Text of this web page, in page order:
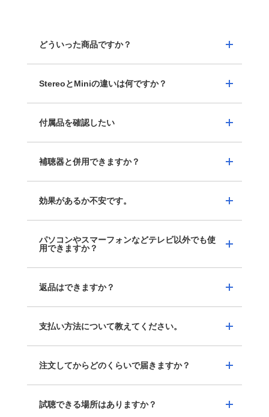
どういった商品ですか？
従来の良い音を求めてきたスピーカーとは異なり、
言葉の「聞き取りやすさ」を追求した特許技術「曲
面サウンド」搭載のスピーカーです。テレビの音量
く楽しめます。
ミライスピーカーの早わかり動画はこちら
※効果には個人差がございます。
StereoとMiniの違いは何ですか？
どちらも、言葉の「聞こえやすさ」にこだわった製
品です。違いは大きく3つです。
①デザイン・設置場所の違い：「Mini」はテレビの
ます。
②音の臨場感：「Stereo」は「Mini」に比べて臨場
感のある音でお楽しみいただけます。映画や音楽な
どをお楽しみいただきたい方は、「Stereo」がおす
すめです。
も接続可能で,「Stereo」にはリモコンが付属されて
おります。
付属品を確認したい
付属品は①光デジタルケーブル（長さ1.5ｍ）②音
声ケーブル（3.5mmステレオミニプラグの仕様・長
さ1.5m）③電源アダプター（長さ1.5ｍ）④リモコ
補聴器と併用できますか？
可能です。まずは補聴器を使用したままお聞きにな
ってください。問題なくはっきり聴こえるようであ
れば、補聴器を外してみてください。
効果があるか不安です。
まずはお試しいただくことをおすすめしておりま
す。
すぐに効果を感じられなくても、継続して使用頂く
事で聴こえが改善する場合もございますので、ぜひ
パソコンやスマーフォンなどテレビ以外でも使
用できますか？
はい。イヤホン端子が付いているデバイスであれば
接続が可能です。実際に、オンライン会議やオンラ
イン授業等で、パソコンから出る音声が聞き取りに
返品はできますか？
公式オンラインストアまたはコールセンターからご
購入頂いた場合、商品の出荷日から60日以内であれ
ば返品の受付が可能です。効果を実感出来なかった
※Amazonや他モールなどでは適用されません。
支払い方法について教えてください。
公式オンラインストアから購入頂く場合、クレジッ
トカード決済、Amazon pay、代引決済からご選択
可能です。クレジットカード決済、Amazon pay以
注文してからどのくらいで届きますか？
離島などを除き、通常ご注文後、2-3日程でお届け
試聴できる場所はありますか？